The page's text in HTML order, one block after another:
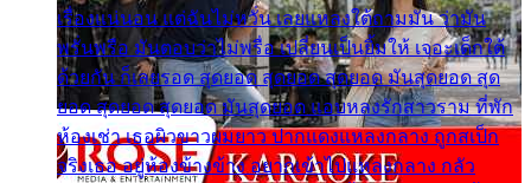
เรื่องแน่นอน แต่ฉันไม่หวั่น เลยแหลงใต้ถามมัน ว่ามัน
พรั่นพรือ มันตอบว่าไม่พรื่อ เปลี่ยนเป็นยิ้มให้ เจอะเด็กใต้
ด้วยกัน ก็เลยรอด สุดยอด สุดยอด สุดยอด มันสุดยอด สุด
ยอด สุดยอด สุดยอด มันสุดยอด แอบหลงรักสาวราม ที่พัก
ห้องเช่า เธอผิวขาวผมยาว ปากแดงแหลงกลาง ถูกสเป็ก
จริงเธอ อยู่ห้องข้างข้าง อยากเข้าไปแหลงกลาง กลัว